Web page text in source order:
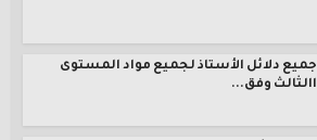
جميع دلائل الأستاذ لجميع مواد المستوى
االثالث وفق...